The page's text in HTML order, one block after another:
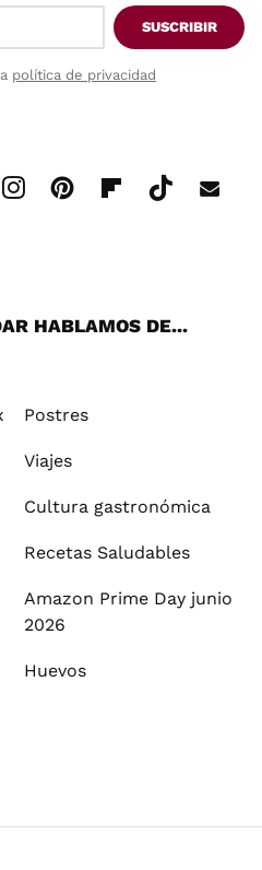
SUSCRIBIR
política de privacidad
HABLAMOS DE...
Postres
Viajes
Cultura gastronómica
Recetas Saludables
Amazon Prime Day junio
2026
Huevos